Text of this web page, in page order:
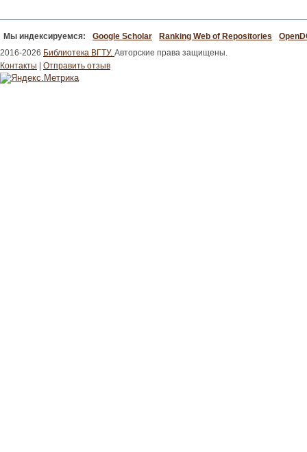
Мы индексируемся: Google Scholar Ranking Web of Repositories
2016-2026 Библиотека ВГТУ. Авторские права защищены.
Контакты
Отправить отзыв